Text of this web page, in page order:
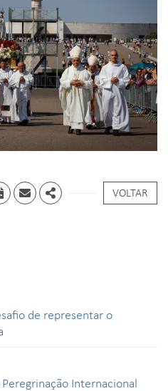
messenger
EmailShare
VOLTAR
de representar o
Internacional